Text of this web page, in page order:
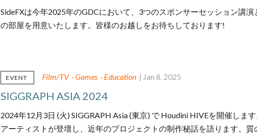
SideFXは今年2025年のGDCにおいて、3つのスポンサーセッション講
の部屋を用意いたします。皆様のお越しをお待ちしております!
EVENT Film/TV ·Games · Education | Jan 8. 2025
SIGGRAPH ASIA 2024
2024年12月3日 (火) SIGGRAPH Asia (東京) で Houdini HIVEを開催しま
アーティストが登壇し、近年のプロジェクトの制作秘話を語ります。